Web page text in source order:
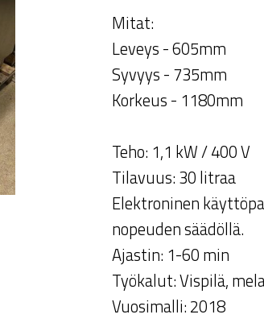
Mitat:
Leveys - 605mm
Syvyys - 735mm
Korkeus - 1180mm
Teho: 1,1 kW / 400 V
Tilavuus: 30 litraa
Elektroninen
nopeuden säädöllä.
Ajastin: 1-60 min
Työkalut: Vispilä,
Vuosimalli: 2018